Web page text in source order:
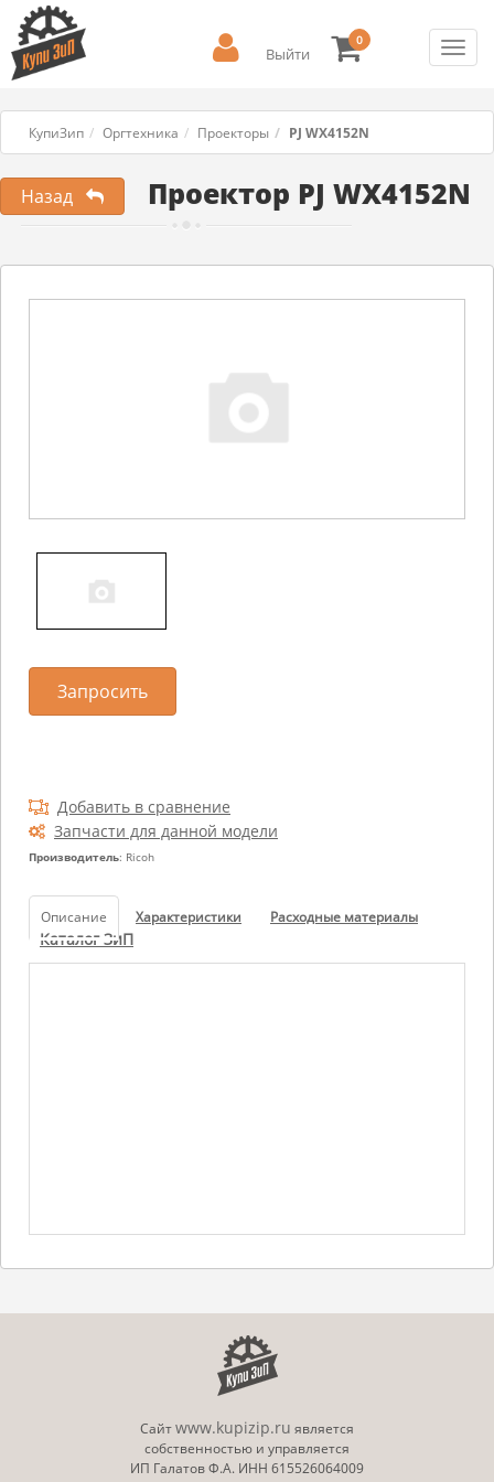
Выйти
0
КупиЗип Оргтехника Проекторы PJ WX4152N
Проектор PJ WX4152N
Назад
Добавить в сравнение
Запчасти для данной модели
Производитель: Ricoh
Запросить
Описание Характеристики Расходные материалы
Каталог ЗиП
Сайтwww.kupizip.ru является
собственностью и управляется
ИП Галатов Ф.А. ИНН 615526064009